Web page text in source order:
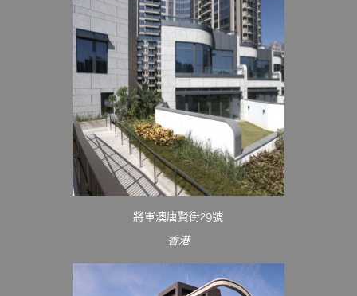
將軍澳唐賢街29號
香港